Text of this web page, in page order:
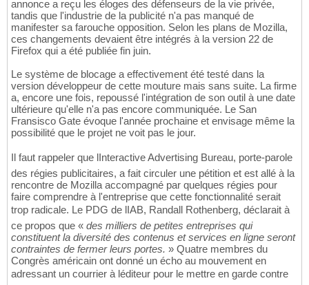
annonce a reçu les éloges des défenseurs de la vie privée,
tandis que l'industrie de la publicité n'a pas manqué de
manifester sa farouche opposition. Selon les plans de Mozilla,
ces changements devaient être intégrés à la version 22 de
Firefox qui a été publiée fin juin.
Le système de blocage a effectivement été testé dans la
version développeur de cette mouture mais sans suite. La firme
a, encore une fois, repoussé l'intégration de son outil à une date
ultérieure qu'elle n'a pas encore communiquée. Le San
Fransisco Gate évoque l'année prochaine et envisage même la
possibilité que le projet ne voit pas le jour.
Il faut rappeler que lInteractive Advertising Bureau, porte-parole
des régies publicitaires, a fait circuler une pétition et est allé à la
rencontre de Mozilla accompagné par quelques régies pour
faire comprendre à l'entreprise que cette fonctionnalité serait
trop radicale. Le PDG de lIAB, Randall Rothenberg, déclarait à
ce propos que « des milliers de petites entreprises qui
constituent la diversité des contenus et services en ligne seront
contraintes de fermer leurs portes. » Quatre membres du
Congrès américain ont donné un écho au mouvement en
adressant un courrier à léditeur pour le mettre en garde contre